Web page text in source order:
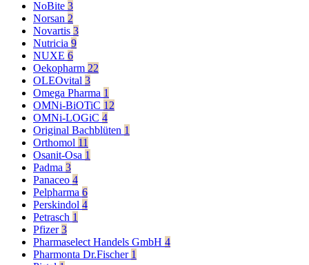
NoBite 3
Norsan 2
Novartis 3
Nutricia 9
NUXE 6
Oekopharm 22
OLEOvital 3
Omega Pharma 1
OMNi-BiOTiC 12
OMNi-LOGiC 4
Original Bachblüten 1
Orthomol 11
Osanit-Osa 1
Padma 3
Panaceo 4
Pelpharma 6
Perskindol 4
Petrasch 1
Pfizer3
Pharmaselect Handels GmbH 4
Pharmonta Dr.Fischer 1